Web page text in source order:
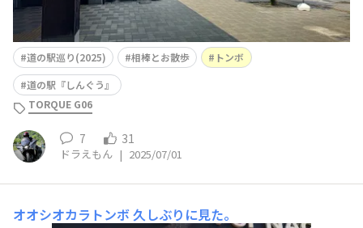
道の駅巡り(2025) 相棒とお散歩
トンボ
道の駅『しんぐう』
TORQUE G06
7 31
ドラえもん | 2025/07/01
オオシオカラトンボ久しぶりに見た。